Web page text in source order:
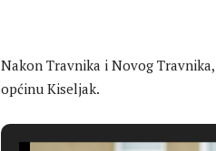
Nakon Travnika i Novog
općinu Kiseljak.